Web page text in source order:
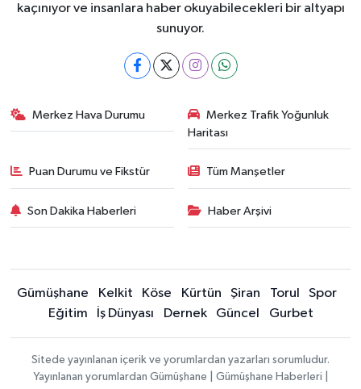
kaçınıyor ve insanlara haber okuyabilecekleri bir altyapı
sunuyor.
Merkez Hava Durumu
Merkez Trafik Yoğunluk
Haritası
Puan Durumu ve Fikstür Tüm Manşetler
Son Dakika Haberleri Haber Arşivi
Gümüşhane Kelkit Köse Kürtün Şiran Torul
Spor
Eğitim
İş Dünyası Dernek Güncel Gurbet
Sitede yayınlanan içerik ve yorumlardan yazarları sorumludur.
Yayınlanan yorumlardan Gümüşhane | Gümüşhane Haberleri |